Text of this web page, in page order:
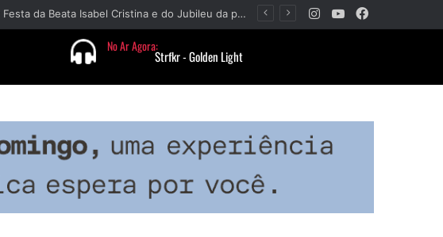
Paróquia Nossa Senhora da Piedade divulga programação da Festa da Beata Isabel Cristina e do Jubileu da padroeira YouTube
Instagram